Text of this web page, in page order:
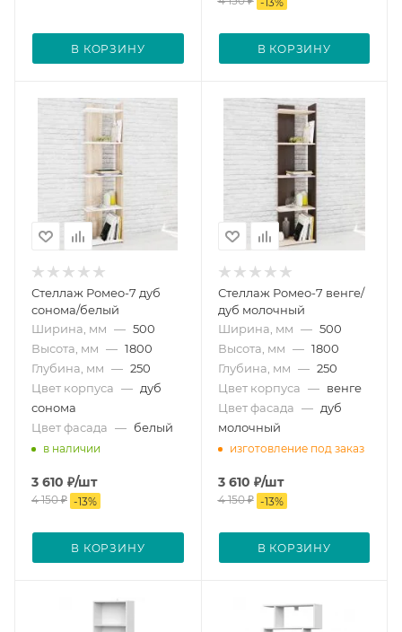
В КОРЗИНУ В КОРЗИНУ
Стеллаж Ромео-7 дуб
сонома/белый
Ширина, мм — 500
Высота, мм — 1800
Глубина, мм — 250
Цвет корпуса — дуб
сонома
Цвет фасада — белый
в наличии
3 610 ₽/шт
4 150₽ -13%
В КОРЗИНУ
Стеллаж Ромео-7 венге/
дуб молочный
Ширина, мм — 500
Высота, мм — 1800
Глубина, мм — 250
Цвет корпуса — венге
Цвет фасада — дуб
молочный
изготовление под заказ
3 610 ₽/шт
4 150₽ -13%
В КОРЗИНУ